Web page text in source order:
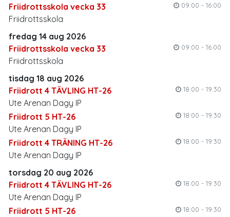
Friidrottsskola vecka 33
09:00 - 16:00
Friidrottsskola
fredag 14 aug 2026
Friidrottsskola vecka 33
09:00 - 16:00
Friidrottsskola
tisdag 18 aug 2026
Friidrott 4 TÄVLING HT-26
18:00 - 19:30
Ute Arenan Dagy IP
Friidrott 5 HT-26
18:00 - 19:30
Ute Arenan Dagy IP
Friidrott 4 TRÄNING HT-26
18:00 - 19:30
Ute Arenan Dagy IP
torsdag 20 aug 2026
Friidrott 4 TÄVLING HT-26
18:00 - 19:30
Ute Arenan Dagy IP
Friidrott 5 HT-26
18:00 - 19:30